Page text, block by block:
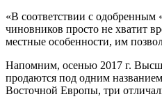
«В соответствии с
чиновников просто не хватит
местные особенности, им
Напомним, осенью 2017 г.
продаются под одним
Восточной Европы, три